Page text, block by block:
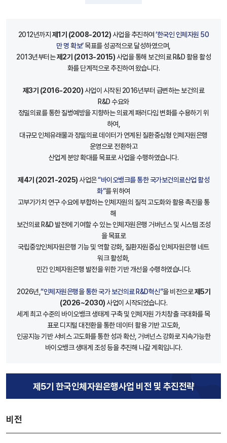
2012년까지 제1기 (2008-2012) 사업을 추진하여‘한국인 인체자원 50
만 명 확보’목표를 성공적으로 달성하였으며,
2013년부터는제2기 (2013-2015) 사업을 통해 보건의료 R&D 활용 활성
화를 단계적으로 추진하여 왔습니다.
제3기 (2016-2020) 사업이 시작된 2016년부터 급변하는 보건의료
R&D 수요와
정밀의료를 통한 질병예방을 지향하는 의료계 패러다임 변화를 수용하기 위
하여,
대규모 인체유래물과 정밀의료 데이터가 연계된 질환중심형 인체자원은행
운영으로 전환하고
산업계 분양 확대를 목표로 사업을 수행하였습니다.
제4기 (2021-2025) 사업은“바이오뱅크를 통한 국가보건의료산업 활성
화”를 위하여
고부가가치 연구 수요에 부합하는 인체자원의 질적 고도화와 활용 촉진을 통
해
보건의료 R&D 발전에 기여할 수 있는 인체자원은행 거버넌스 및 시스템 조성
을 목표로
국립중앙인체자원은행 기능 및 역할 강화, 질환자원중심 인체자원은행 네트
워크 활성화,
민간 인체자원은행 발전을 위한 기반 개선을 수행하였습니다.
2026년, “인체자원은행을 통한 국가 보건의료 R&D혁신”을 비전으로제5기
(2026~2030) 사업이 시작되었습니다.
세계 최고 수준의 바이오뱅크 생태계 구축 및 인체자원 가치창출 극대화를 목
표로 디지털 대전환을 통한 데이터 활용 기반 고도화,
인공지능 기반 서비스 고도화를 통한 성과 확산, 거버넌스 강화로 지속가능한
바이오뱅크 생태계 조성 등을 추진해 나갈 계획입니다.
제5기 한국인체자원은행사업 비전 및 추진전략
비전